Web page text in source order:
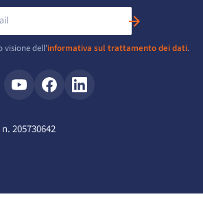
visione dell'informativa sul trattamento dei dati.
205730642